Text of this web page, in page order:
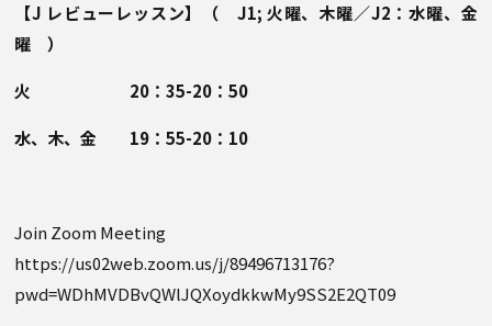
【J レビューレッスン】（ J1; 火曜、木曜／J2：水曜、金
曜 ）
火 20：35-20：50
水、木、金 19：55-20：10
Join Zoom Meeting
https://us02web.zoom.us/j/89496713176?
pwd=WDhMVDBvQWlJQXoydkkwMy9SS2E2QT09